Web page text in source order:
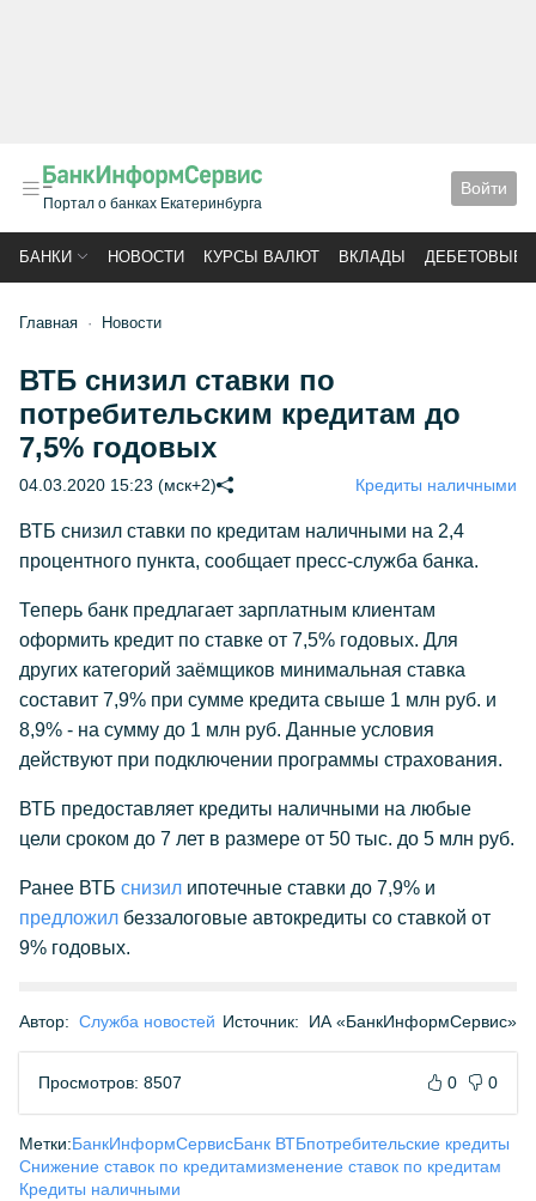
Портал о банках Екатеринбурга
Войти
БАНКИ НОВОСТИ КУРСЫ ВАЛЮТ ВКЛАДЫ ДЕБЕТОВЫЕ
Главная Новости
ВТБ снизил ставки по
потребительским кредитам до
7,5% годовых
04.03.2020 15:23 (мск+2) Кредиты наличными
ВТБ снизил ставки по кредитам наличными на 2,4
процентного пункта, сообщает пресс-служба банка.
Теперь банк предлагает зарплатным клиентам
оформить кредит по ставке от 7,5% годовых. Для
других категорий заёмщиков минимальная ставка
составит 7,9% при сумме кредита свыше 1 млн руб. и
8,9% - на сумму до 1 млн руб. Данные условия
действуют при подключении программы страхования.
ВТБ предоставляет кредиты наличными на любые
цели сроком до 7 лет в размере от 50 тыс. до 5 млн руб.
Ранее ВТБ снизил ипотечные ставки до 7,9% и
предложил беззалоговые автокредиты со ставкой от
9% годовых.
Автор: Служба новостей Источник: ИА «БанкИнформСервис»
Просмотров: 8507 0 0
Метки:БанкИнформСервисБанк ВТБпотребительские кредиты
Снижение ставок по кредитамизменение ставок по кредитам
Кредиты наличными